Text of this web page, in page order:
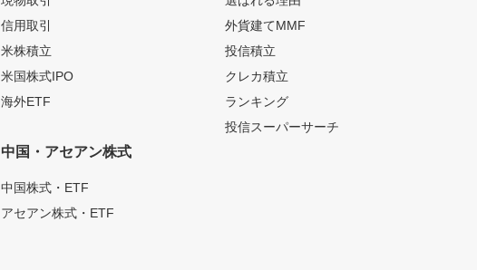
信用取引
米株積立
米国株式IPO
海外ETF
中国・アセアン株式
中国株式・ETF
アセアン株式・ETF
外貨建てMMF
投信積立
クレカ積立
ランキング
投信スーパーサーチ